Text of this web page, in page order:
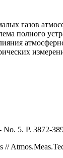
газов
полного
No. 5. P. 3872-
//